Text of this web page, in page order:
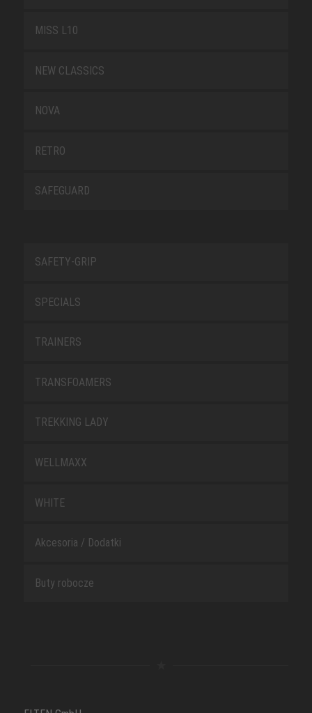
MISS L10
NEW CLASSICS
NOVA
RETRO
SAFEGUARD
SAFETY-GRIP
SPECIALS
TRAINERS
TRANSFOAMERS
TREKKING LADY
WELLMAXX
WHITE
Akcesoria / Dodatki
Buty robocze